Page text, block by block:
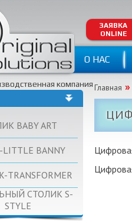
О НАС
ЗАЯВКА
ONLINE
компания
BABY ART
BANNY
СТОЛИК S-
STYLE
Главная